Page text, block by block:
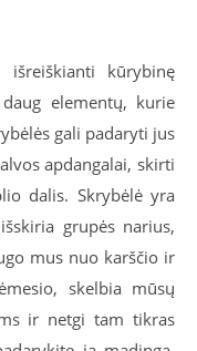
kūrybinę
elementų, kurie
gali padaryti jus
apdangalai, skirti
dalis. Skrybėlė yra
grupės narius,
mus nuo karščio ir
skelbia mūsų
ir netgi tam tikras